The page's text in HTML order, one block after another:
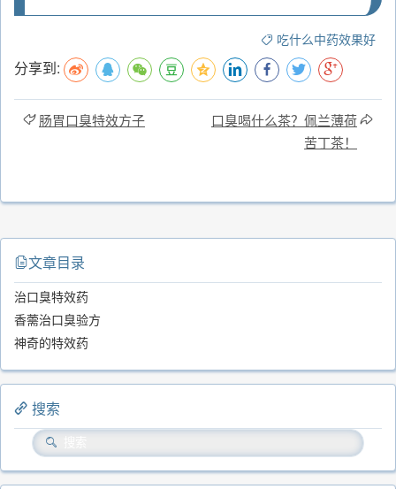
吃什么中药效果好
分享到:
肠胃口臭特效方子
口臭喝什么茶？佩兰薄荷
苦丁茶！
文章目录
治口臭特效药
香薷治口臭验方
神奇的特效药
搜索